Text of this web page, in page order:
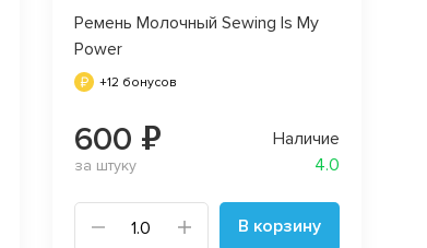
Ремень Молочный Sewing Is My
Power
+12 бонусов
600 ₽
за штуку
Наличие
4.0
В корзину